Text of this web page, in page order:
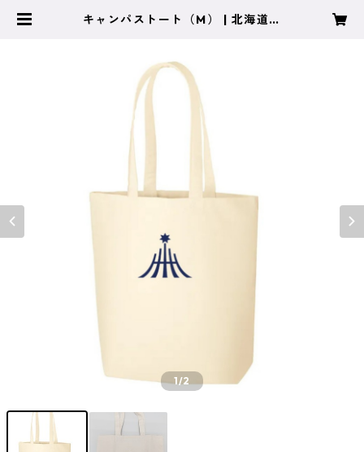
キャンパストート（M） | 北海道医
1/2